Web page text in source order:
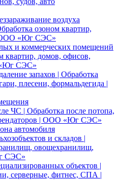
воздуха
озоном квартир,
ООО «Юг СЭС»
и коммерческих помещений
квартир, домов, офисов,
СЭС»
запахов | Обработка
плесени, формальдегида |
ЧС | Обработка после потопа,
| ООО «Юг СЭС»
автомобиля
и складов |
овощехранилищ,
СЭС»
объектов |
серверные, фитнес, СПА |